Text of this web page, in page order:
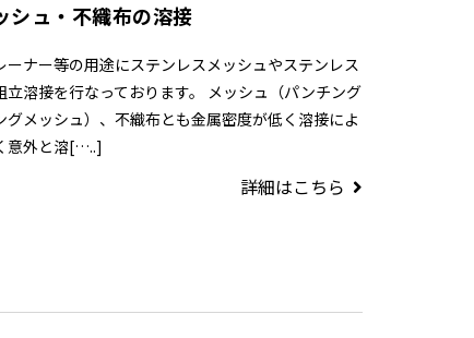
シュ・不織布の溶接
ーナー等の用途にステンレスメッシュやステンレス
立溶接を行なっております。 メッシュ（パンチング
グメッシュ）、不織布とも金属密度が低く溶接によ
意外と溶[…..]
詳細はこちら